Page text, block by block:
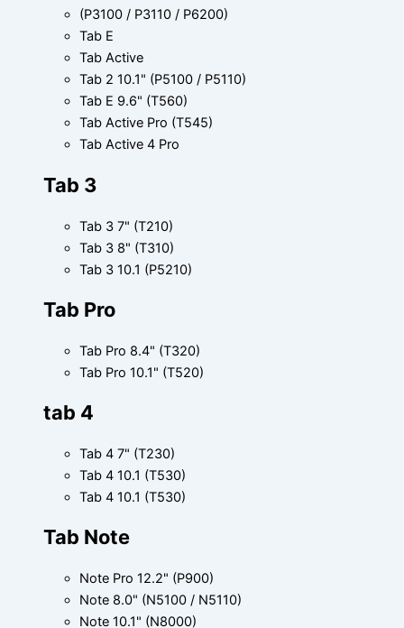
(P3100 / P3110 / P6200)
Tab E
Tab Active
Tab 2 10.1" (P5100 / P5110)
Tab E 9.6" (T560)
Tab Active Pro (T545)
Tab Active 4 Pro
Tab 3
Tab 3 7" (T210)
Tab 3 8" (T310)
Tab 3 10.1 (P5210)
Tab Pro
Tab Pro 8.4" (T320)
Tab Pro 10.1" (T520)
tab 4
Tab 4 7" (T230)
Tab 4 10.1 (T530)
Tab 4 10.1 (T530)
Tab Note
Note Pro 12.2" (P900)
Note 8.0" (N5100 / N5110)
Note 10.1" (N8000)